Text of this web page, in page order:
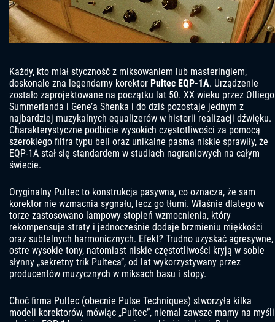
Każdy, kto miał styczność z miksowaniem lub masteringiem,
doskonale zna legendarny korektor Pultec EQP-1A. Urządzenie
zostało zaprojektowane na początku lat 50. XX wieku przez Olliego
Summerlanda i Gene’a Shenka i do dziś pozostaje jednym z
najbardziej muzykalnych equalizerów w historii realizacji dźwięku.
Charakterystyczne podbicie wysokich częstotliwości za pomocą
szerokiego filtra typu bell oraz unikalne pasma niskie sprawiły, że
EQP-1A stał się standardem w studiach nagraniowych na całym
świecie.
Oryginalny Pultec to konstrukcja pasywna, co oznacza, że sam
korektor nie wzmacnia sygnału, lecz go tłumi. Właśnie dlatego w
torze zastosowano lampowy stopień wzmocnienia, który
rekompensuje straty i jednocześnie dodaje brzmieniu miękkości
oraz subtelnych harmonicznych. Efekt? Trudno uzyskać agresywne,
ostre wysokie tony, natomiast niskie częstotliwości kryją w sobie
słynny „sekretny trik Pulteca”, od lat wykorzystywany przez
producentów muzycznych w miksach basu i stopy.
Choć firma Pultec (obecnie Pulse Techniques) stworzyła kilka
modeli korektorów, mówiąc „Pultec”, niemal zawsze mamy na myśli